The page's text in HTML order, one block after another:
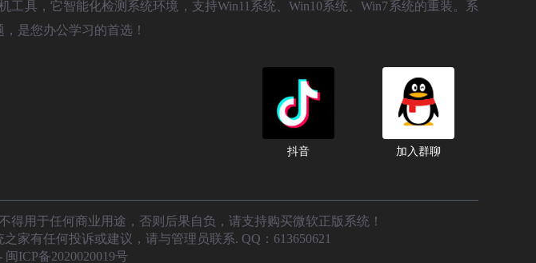
具，它智能化检测系统环境，支持Win11系统、Win10系统、Win7系统的重装。系
是您办公学习的首选！
抖音 加入群聊
用于任何商业用途，否则后果自负，请支持购买微软正版系统！
家有任何投诉或建议，请与管理员联系. QQ：613650621
闽ICP备2020020019号